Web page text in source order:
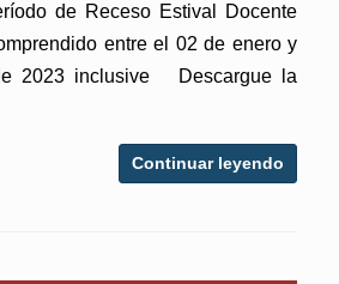
de Receso Estival Docente
entre el 02 de enero y
2023 inclusive Descargue la
Continuar leyendo